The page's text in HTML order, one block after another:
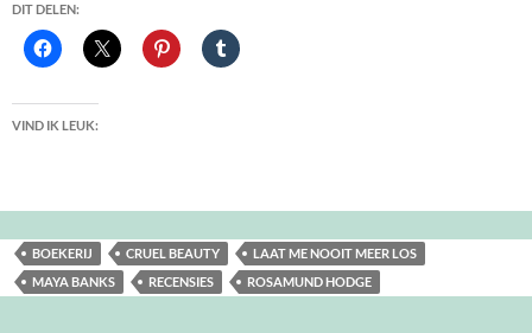
DIT DELEN:
VIND IK LEUK:
BOEKERIJ CRUEL BEAUTY
LAAT ME NOOIT MEER LOS
MAYA BANKS
RECENSIES ROSAMUND HODGE